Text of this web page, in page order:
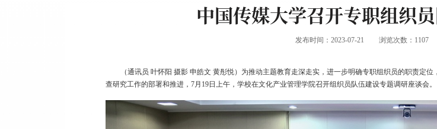
中国传媒大学召开专职组织
发布时间：2023-07-21 浏览次数： 1107
（通讯员 叶怀阳 摄影 申皓文 黄彤悦）为推动主题教育走深走实，进一步明确专职组织员的职责定
查研究工作的部署和推进，7月19日上午，学校在文化产业管理学院召开组织员队伍建设专题调研座谈会。